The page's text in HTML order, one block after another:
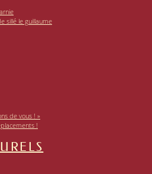
sillé le guillaume
de vous ! »
!